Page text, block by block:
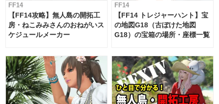
FF14
【FF14攻略】無人島の開拓工
房・ねこみみさんのおねがいス
ケジュールメーカー
FF14
【FF14 トレジャーハント】宝
の地図G18（古ぼけた地図
G18）の宝箱の場所・座標一覧